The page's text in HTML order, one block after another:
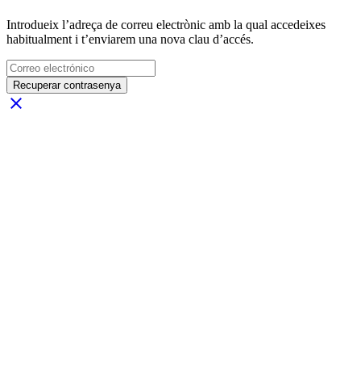
Introdueix l’adreça de correu electrònic amb la qual accedeixes
habitualment i t’enviarem una nova clau d’accés.
Recuperar contrasenya
close